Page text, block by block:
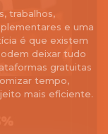
trabalhos,
e uma
é que existem
deixar tudo
gratuitas
tempo,
mais eficiente.